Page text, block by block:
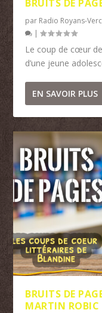
BRUITS DE
par Radio Royans-
|
Le coup de cœur
d’une jeune
EN SAVOIR PLUS
BRUITS DE
MARTIN ROBIC